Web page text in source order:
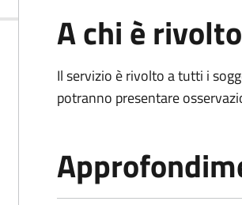
A chi è rivolto
Il servizio è rivolto a tutti i
potranno presentare